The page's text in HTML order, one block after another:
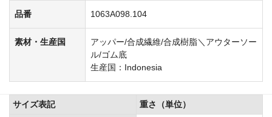
品番 1063A098.104
素材・生産国
アッパー/合成繊維/合成樹脂＼アウターソー
ル/ゴム底
生産国：Indonesia
サイズ表記
重さ（単位）